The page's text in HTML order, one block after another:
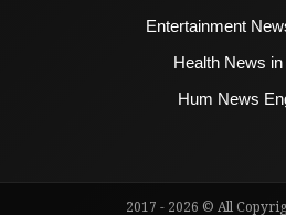
Entertainment
Health News
Hum News
2017 - 2026 © All